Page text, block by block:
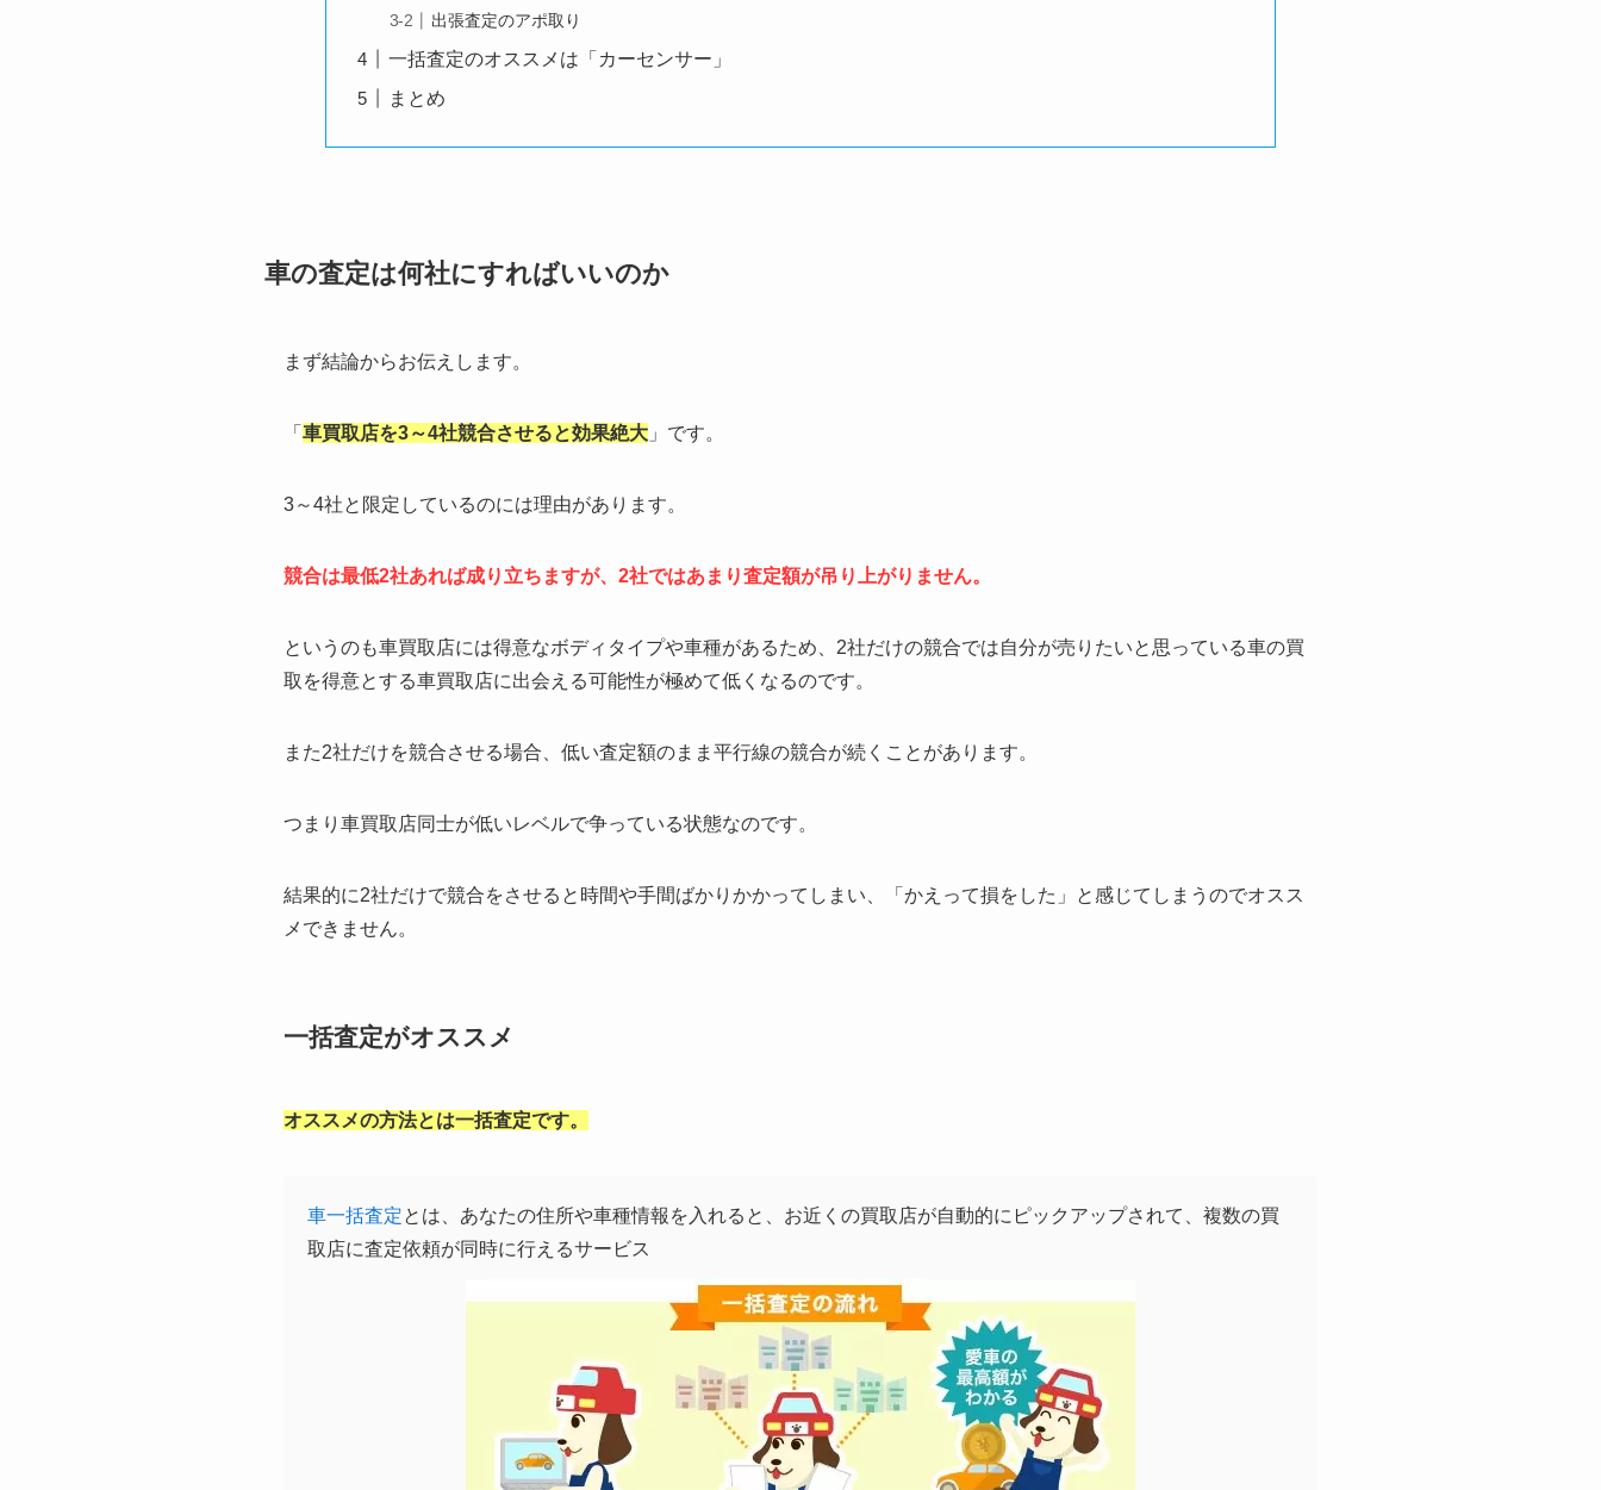
出張査定のアポ取り
一括査定のオススメは「カーセンサー」
まとめ
車の査定は何社にすればいいのか
まず結論からお伝えします。
「 車買取店を3～4社競合させると効果絶大 」です。
3～4社と限定しているのには理由があります。
競合は最低2社あれば成り立ちますが、2社ではあまり査定額が吊り上がりません。
というのも車買取店には得意なボディタイプや車種があるため、2社だけの競合では自分が売りたいと思っている車の買
取を得意とする車買取店に出会える可能性が極めて低くなるのです。
また2社だけを競合させる場合、低い査定額のまま平行線の競合が続くことがあります。
つまり車買取店同士が低いレベルで争っている状態なのです。
結果的に2社だけで競合をさせると時間や手間ばかりかかってしまい、「かえって損をした」と感じてしまうのでオスス
メできません。
一括査定がオススメ
オススメの方法とは一括査定です。
車一括査定とは、あなたの住所や車種情報を入れると、お近くの買取店が自動的にピックアップされて、複数の買
取店に査定依頼が同時に行えるサービス